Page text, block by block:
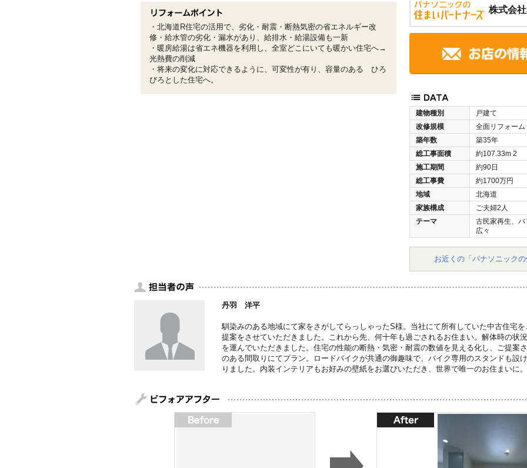
株式会
建物種別
戸建て
改修規模
全面リフォーム
築年数
築35年
総工事面積
約107.33m 2
施工期間
約90日
総工事費
約1700万円
地域
北海道
家族構成
ご夫婦2人
テーマ
古民家再生、
広々
お近くの「パナソニック
・北海道R住宅の活用で、劣化・耐震・断熱気密の省エネルギー改
修・給水管の劣化・漏水があり、給排水・給湯設備も一新
・暖房給湯は省エネ機器を利用し、全室どこにいても暖かい住宅へ→
光熱費の削減
・将来の変化に対応できるように、可変性が有り、容量のある ひろ
びろとした住宅へ。
丹羽 洋平
馴染みのある地域にて家をさがしてらっしゃったS様。当社にて所有していた中古住宅
提案をさせていただきました。これから先、何十年も過ごされるお住まい。解体時の状
を運んでいただきました。住宅の性能の断熱・気密・耐震の数値を見える化し、ご提
のある間取りにてプラン。ロードバイクが共通の御趣味で、バイク専用のスタンドも
りました。内装インテリアもお好みの壁紙をお選びいただき、世界で唯一のお住まいに。